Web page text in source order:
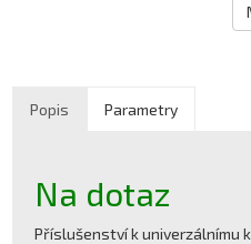
Popis Parametry
Na dotaz
Příslušenství k univerzálnímu